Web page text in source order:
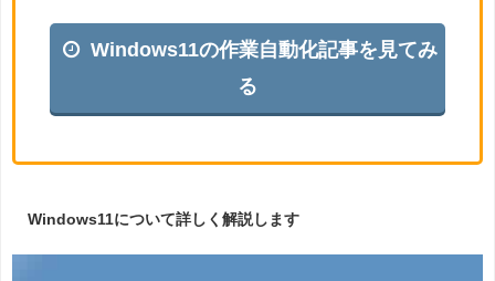
Windows11の作業自動化記事を見てみ
る
Windows11について詳しく解説します